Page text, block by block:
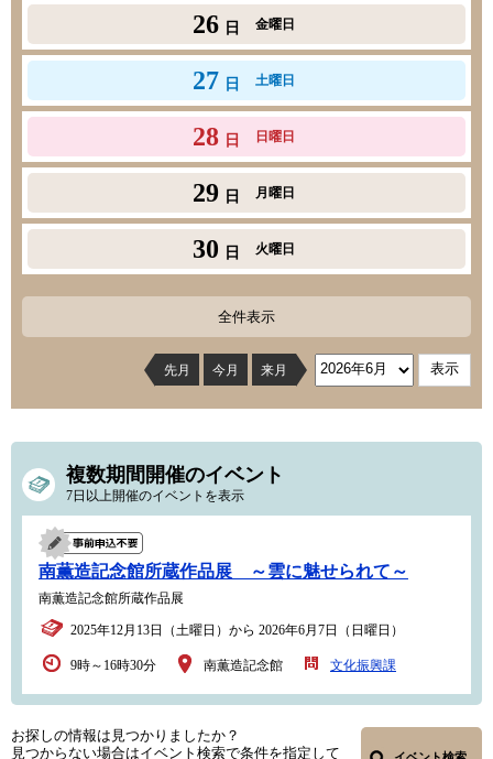
26 日 金曜日
27 日 土曜日
28 日 日曜日
29 日 月曜日
30 日 火曜日
全件表示
先月 今月 来月
複数期間開催のイベント
7日以上開催のイベントを表示
南薫造記念館所蔵作品展 ～雲に魅せられて～
南薫造記念館所蔵作品展
2025年12月13日（土曜日）から 2026年6月7日（日曜日）
9時～16時30分 南薫造記念館 文化振興課
お探しの情報は見つかりましたか？
見つからない場合はイベント検索で条件を指定して